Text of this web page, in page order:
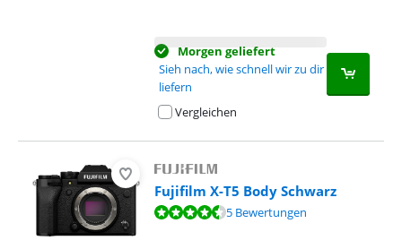
Morgen geliefert
Sieh nach, wie schnell wir zu dir
liefern
Vergleichen
Fujifilm X-T5 Body Schwarz
Bewertet mit 8,7 von 10, basierend auf 5 Bewertungen.
5 Bewertungen